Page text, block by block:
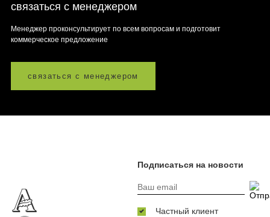
связаться с менеджером
Менеджер проконсультирует по всем вопросам и подготовит
коммерческое предложение
связаться с менеджером
Подписаться на новости
Частный клиент